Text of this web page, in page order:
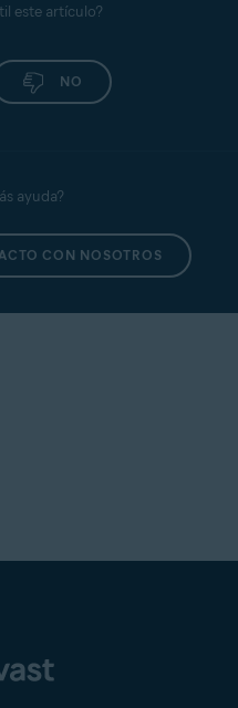
este artículo?
NO
ayuda?
CON NOSOTROS